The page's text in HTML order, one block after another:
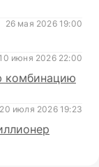
26 мая 2026 19:00
10 июня 2026 22:00
комбинацию
20 июля 2026 19:23